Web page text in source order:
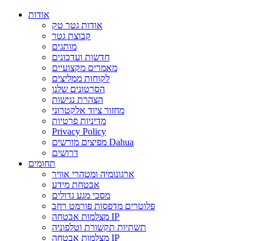
אודות
אודות גטר טק
קבוצת גטר
מותגים
חדשות ועדכונים
מאמרים מקצועיים
לקוחות ממליצים
הסרטונים שלנו
הצהרת נגישות
מחזור ציוד אלקטרוני
מדיניות פרטיות
Privacy Policy
מפיצים מורשים Dahua
דרושים
תחומים
ארגונומיה ומטהרי אוויר
אבטחת מידע
מסכי מגע גדולים
פלוטרים מדפסות פורמט רחב
מצלמות אבטחה IP
תשתיות תקשורת וטלפוניה
מצלמות אבטחה IP